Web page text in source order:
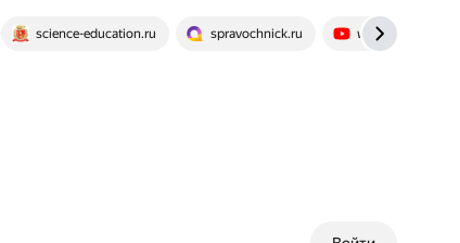
science-education.ru spravochnick.ru www.youtube.com